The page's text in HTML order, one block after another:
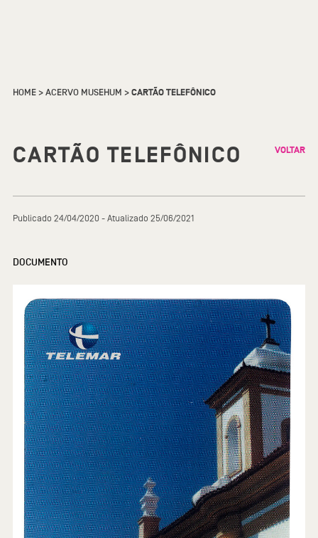
HOME>ACERVO MUSEHUM >CARTÃO TELEFÔNICO
CARTÃO TELEFÔNICO VOLTAR
Publicado 24/04/2020 - Atualizado 25/06/2021
DOCUMENTO